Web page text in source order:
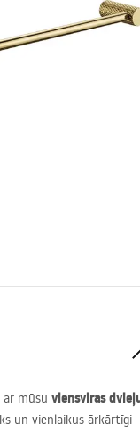
mūsu viensviras
un vienlaikus ārkārtīgi